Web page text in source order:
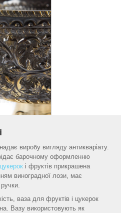
виробу вигляду антикваріату.
барочному оформленню
і фруктів прикрашена
виноградної лози, має
ваза для фруктів і цукерок
Вазу використовують як